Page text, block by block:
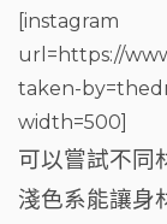
[instagram
url=https://
taken-
width=500]
可以嘗試不同
淺色系能讓身